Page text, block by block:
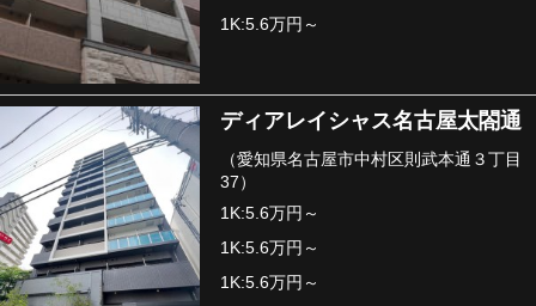
1K:5.6万円～
ディアレイシャス名古屋太閤通
（愛知県名古屋市中村区則武本通３丁目
37）
1K:5.6万円～
1K:5.6万円～
1K:5.6万円～